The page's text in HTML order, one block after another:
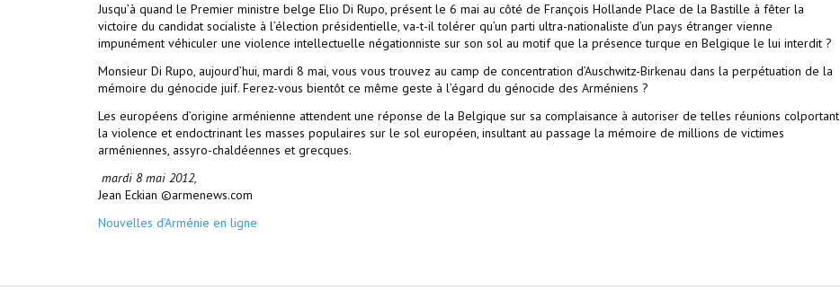
Jusqu’à quand le Premier ministre belge Elio Di Rupo, présent le 6 mai au côté de François Hollande Place de la Bastille à fêter la
victoire du candidat socialiste à l’élection présidentielle, va-t-il tolérer qu’un parti ultra-nationaliste d’un pays étranger vienne
impunément véhiculer une violence intellectuelle négationniste sur son sol au motif que la présence turque en Belgique le lui interdit ?
Monsieur Di Rupo, aujourd’hui, mardi 8 mai, vous vous trouvez au camp de concentration d’Auschwitz-Birkenau dans la perpétuation de la
mémoire du génocide juif. Ferez-vous bientôt ce même geste à l’égard du génocide des Arméniens ?
Les européens d’origine arménienne attendent une réponse de la Belgique sur sa complaisance à autoriser de telles réunions colportant
la violence et endoctrinant les masses populaires sur le sol européen, insultant au passage la mémoire de millions de victimes
arméniennes, assyro-chaldéennes et grecques.
mardi 8 mai 2012,
Jean Eckian ©armenews.com
Nouvelles d’Arménie en ligne